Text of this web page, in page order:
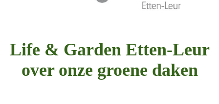
Life & Garden Etten-Leur
over onze groene daken